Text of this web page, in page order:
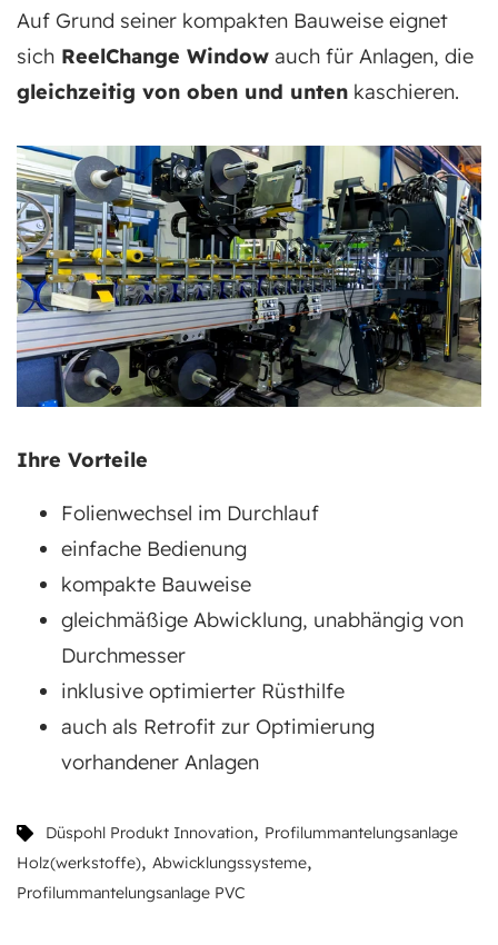
Auf Grund seiner kompakten Bauweise eignet
sich ReelChange Window auch für Anlagen, die
gleichzeitig von oben und unten kaschieren.
Ihre Vorteile
Folienwechsel im Durchlauf
einfache Bedienung
kompakte Bauweise
gleichmäßige Abwicklung, unabhängig von
Durchmesser
inklusive optimierter Rüsthilfe
auch als Retrofit zur Optimierung
vorhandener Anlagen
Düspohl Produkt Innovation, Profilummantelungsanlage
Holz(werkstoffe), Abwicklungssysteme,
Profilummantelungsanlage PVC